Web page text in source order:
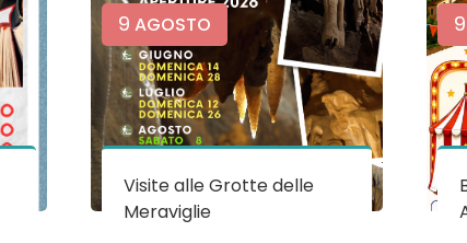
9 AGOSTO
Visite alle Grotte delle
Meraviglie
9